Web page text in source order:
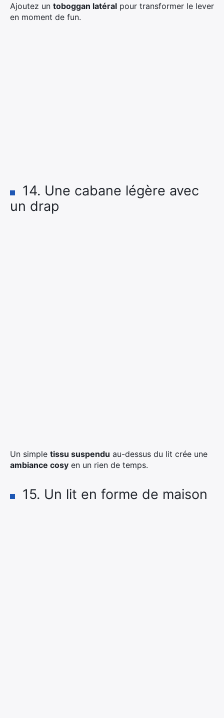
Ajoutez un toboggan latéral pour transformer le lever
en moment de fun.
14. Une cabane légère avec
un drap
Un simple tissu suspendu au-dessus du lit crée une
ambiance cosy en un rien de temps.
15. Un lit en forme de maison